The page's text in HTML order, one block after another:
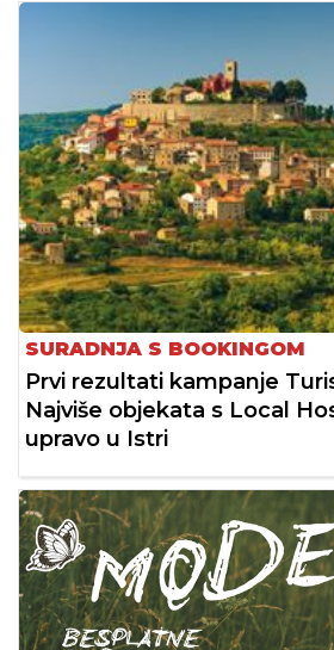
SURADNJA S BOOKINGOM
Prvi rezultati kampanje
Najviše objekata s Local
upravo u Istri